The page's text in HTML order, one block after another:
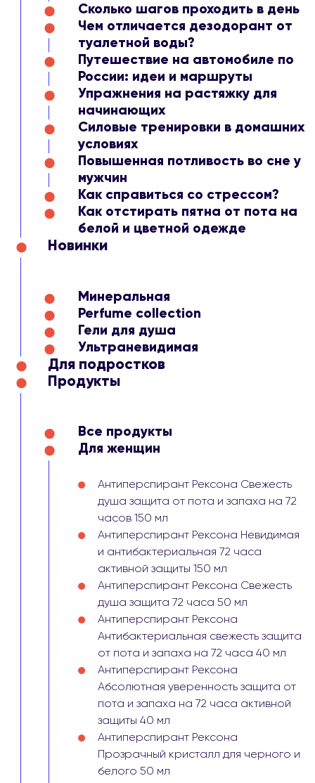
Сколько шагов проходить в день
Чем отличается дезодорант от
туалетной воды?
Путешествие на автомобиле по
России: идеи и маршруты
Упражнения на растяжку для
начинающих
Силовые тренировки в домашних
условиях
Повышенная потливость во сне у
мужчин
Как справиться со стрессом?
Как отстирать пятна от пота на
белой и цветной одежде
Новинки
Минеральная
Perfume collection
Гели для душа
Ультраневидимая
Для подростков
Продукты
Все продукты
Для женщин
Антиперспирант Рексона Свежесть
душа защита от пота и запаха на 72
часов 150 мл
Антиперспирант Рексона Невидимая
и антибактериальная 72 часа
активной защиты 150 мл
Антиперспирант Рексона Свежесть
душа защита 72 часа 50 мл
Антиперспирант Рексона
Антибактериальная свежесть защита
от пота и запаха на 72 часа 40 мл
Антиперспирант Рексона
Абсолютная уверенность защита от
пота и запаха на 72 часа активной
защиты 40 мл
Антиперспирант Рексона
Прозрачный кристалл для черного и
белого 50 мл